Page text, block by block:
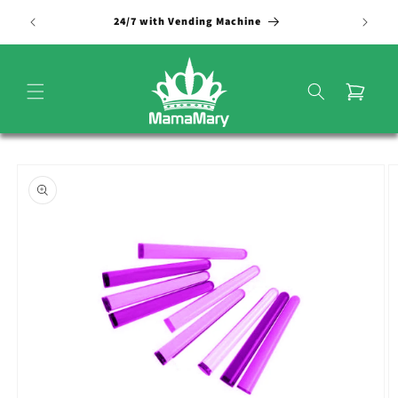
direttamente
24/7 with Vending Machine
Carrello
informazioni
sul
prodotto